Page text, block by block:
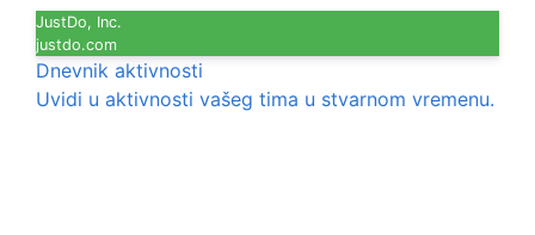
JustDo, Inc.
justdo.com
Dnevnik aktivnosti
Uvidi u aktivnosti vašeg tima u stvarnom vremenu.